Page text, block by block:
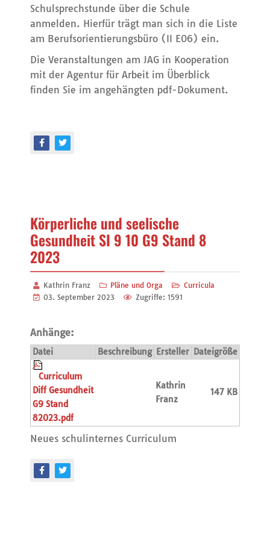
Schulsprechstunde über die Schule
anmelden. Hierfür trägt man sich in die Liste
am Berufsorientierungsbüro (II E06) ein.
Die Veranstaltungen am JAG in Kooperation
mit der Agentur für Arbeit im Überblick
finden Sie im angehängten pdf-Dokument.
Körperliche und seelische
Gesundheit SI 9 10 G9 Stand 8
2023
Kathrin Franz Pläne und Orga
Curricula
03. September 2023
Zugriffe: 1591
Anhänge:
Datei Beschreibung Ersteller Dateigröße
Curriculum
Diff Gesundheit
G9 Stand
82023.pdf
Kathrin
Franz
147 KB
Neues schulinternes Curriculum